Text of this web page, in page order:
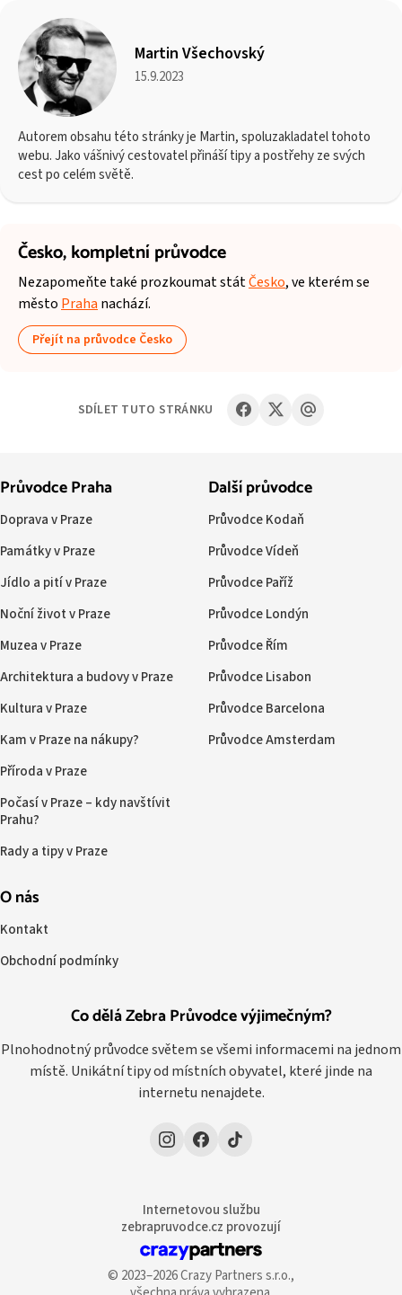
Martin Všechovský
15.9.2023
Autorem obsahu této stránky je Martin, spoluzakladatel tohoto
webu. Jako vášnivý cestovatel přináší tipy a postřehy ze svých
cest po celém světě.
Česko,kompletní průvodce
Nezapomeňte také prozkoumat státČesko, ve kterém se
město Praha nachází.
Přejít na průvodce Česko
SDÍLET TUTO STRÁNKU
Co dělá Zebra Průvodce výjimečným?
Plnohodnotný průvodce světem se všemi informacemi na jednom
místě. Unikátní tipy od místních obyvatel, které jinde na
internetu nenajdete.
Průvodce Praha
Doprava v Praze
Památky v Praze
Jídlo a pití v Praze
Noční život v Praze
Muzea v Praze
Architektura a budovy v Praze
Kultura v Praze
Kam v Praze na nákupy?
Příroda v Praze
Počasí v Praze – kdy navštívit
Prahu?
Rady a tipy v Praze
Další průvodce
Průvodce Kodaň
Průvodce Vídeň
Průvodce Paříž
Průvodce Londýn
Průvodce Řím
Průvodce Lisabon
Průvodce Barcelona
Průvodce Amsterdam
O nás
Kontakt
Obchodní podmínky
Internetovou službu
zebrapruvodce.cz provozují
© 2023–2026 Crazy Partners s.r.o.,